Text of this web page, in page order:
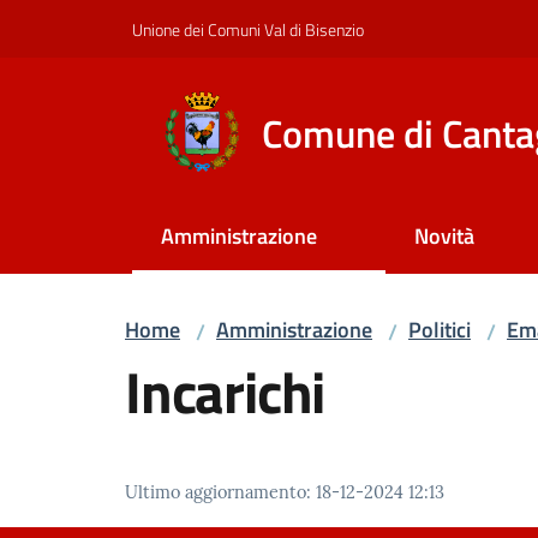
Unione dei Comuni Val di Bisenzio
Comune di
Amministrazione Novità
Home / Amministrazione / Politici /
Incarichi
Ultimo aggiornamento: 18-12-2024 12:13